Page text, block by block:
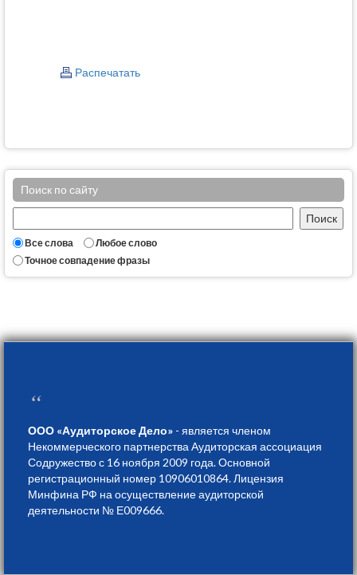
Распечатать
Поиск по сайту
Все слова
Любое слово
Точное совпадение фразы
“
ООО «Аудиторское Дело» - является членом
Некоммерческого партнерства Аудиторская ассоциация
Содружество с 16 ноября 2009 года. Основной
регистрационный номер 10906010864. Лицензия
Минфина РФ на осуществление аудиторской
деятельности № Е009666.